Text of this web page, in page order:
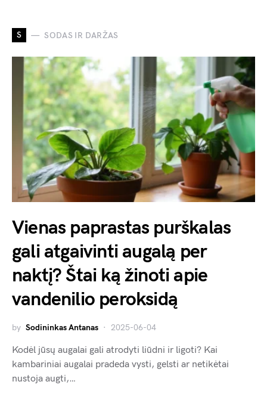
S SODAS IR DARŽAS
Vienas paprastas purškalas
gali atgaivinti augalą per
naktį? Štai ką žinoti apie
vandenilio peroksidą
by Sodininkas Antanas 2025-06-04
Kodėl jūsų augalai gali atrodyti liūdni ir ligoti? Kai
kambariniai augalai pradeda vysti, gelsti ar netikėtai
nustoja augti,…